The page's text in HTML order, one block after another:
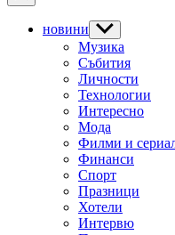
новини Show
sub
menu
Музика
Събития
Личности
Технологии
Интересно
Мода
Филми и
Финанси
Спорт
Празници
Хотели
Интервю